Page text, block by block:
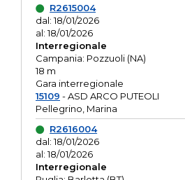
R2615004
dal: 18/01/2026
al: 18/01/2026
Interregionale
Campania: Pozzuoli (NA)
18 m
Gara interregionale
15109 - ASD ARCO PUTEOLI
Pellegrino, Marina
R2616004
dal: 18/01/2026
al: 18/01/2026
Interregionale